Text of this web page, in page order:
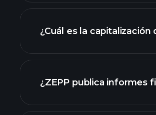
gráfico de ZEPP
¿Cuál es la
¿ZEPP publica informes
los